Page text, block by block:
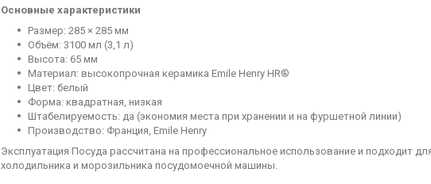
Основные характеристики
Размер: 285 × 285 мм
Объём: 3100 мл (3,1 л)
Высота: 65 мм
Материал: высокопрочная керамика Emile Henry HR®
Цвет: белый
Форма: квадратная, низкая
Штабелируемость: да (экономия места при хранении и на фуршетной линии)
Производство: Франция, Emile Henry
Эксплуатация Посуда рассчитана на профессиональное использование и подходит
холодильника и морозильника посудомоечной машины.